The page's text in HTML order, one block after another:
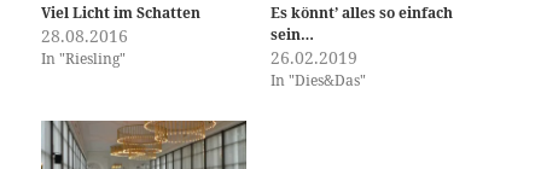
Viel Licht im Schatten
28.08.2016
In "Riesling"
Es könnt’ alles so einfach
sein…
26.02.2019
In "Dies&Das"